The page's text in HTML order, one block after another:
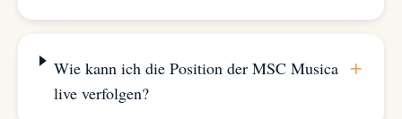
Wie kann ich die Position der MSC Musica
live verfolgen?
+